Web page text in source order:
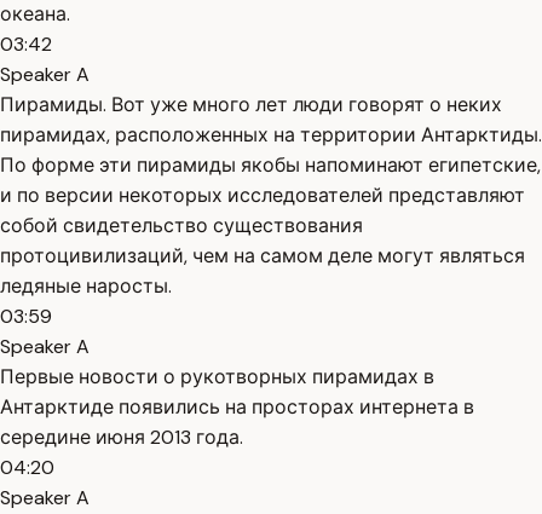
океана.
03:42
Speaker A
Пирамиды. Вот уже много лет люди говорят о неких
пирамидах, расположенных на территории Антарктиды.
По форме эти пирамиды якобы напоминают египетские,
и по версии некоторых исследователей представляют
собой свидетельство существования
протоцивилизаций, чем на самом деле могут являться
ледяные наросты.
03:59
Speaker A
Первые новости о рукотворных пирамидах в
Антарктиде появились на просторах интернета в
середине июня 2013 года.
04:20
Speaker A